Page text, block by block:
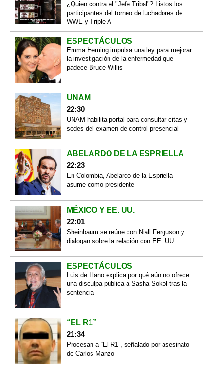
¿Quien contra el "Jefe Tribal"? Listos los
participantes del torneo de luchadores de
WWE y Triple A
ESPECTÁCULOS
Emma Heming impulsa una ley para mejorar
la investigación de la enfermedad que
padece Bruce Willis
UNAM
22:30
UNAM habilita portal para consultar citas y
sedes del examen de control presencial
ABELARDO DE LA ESPRIELLA
22:23
En Colombia, Abelardo de la Espriella
asume como presidente
MÉXICO Y EE. UU.
22:01
Sheinbaum se reúne con Niall Ferguson y
dialogan sobre la relación con EE. UU.
ESPECTÁCULOS
Luis de Llano explica por qué aún no ofrece
una disculpa pública a Sasha Sokol tras la
sentencia
“EL R1”
21:34
Procesan a “El R1”, señalado por asesinato
de Carlos Manzo